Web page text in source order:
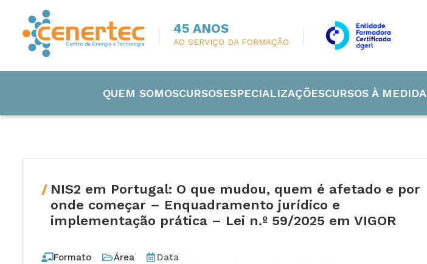
45 ANOS
AO SERVIÇO DA FORMAÇÃO
QUEM SOMOSCURSOS
Engenharia Industrial
ESPECIALIZAÇÕESCURSOS À MEDIDA
NIS2 em Portugal: O que mudou, quem é afetado e por
onde começar – Enquadramento jurídico e
implementação prática – Lei n.º 59/2025 em VIGOR
Formato
Área
Data